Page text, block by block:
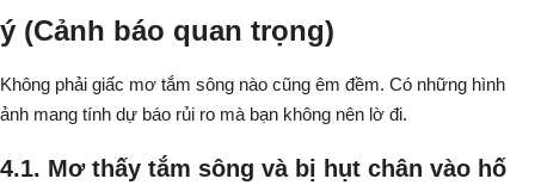
ý (Cảnh báo quan trọng)
Không phải giấc mơ tắm sông nào cũng êm đềm. Có những hình
ảnh mang tính dự báo rủi ro mà bạn không nên lờ đi.
4.1. Mơ thấy tắm sông và bị hụt chân vào hố